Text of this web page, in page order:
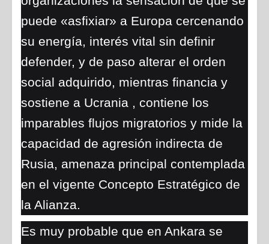
puede «asfixiar» a Europa cercenando
su energía, interés vital sin definir
defender, y de paso alterar el orden
social adquirido, mientras financia y
sostiene a Ucrania , contiene los
imparables flujos migratorios y mide la
capacidad de agresión indirecta de
Rusia, amenaza principal contemplada
en el vigente Concepto Estratégico de
la Alianza.
Es muy probable que en Ankara se